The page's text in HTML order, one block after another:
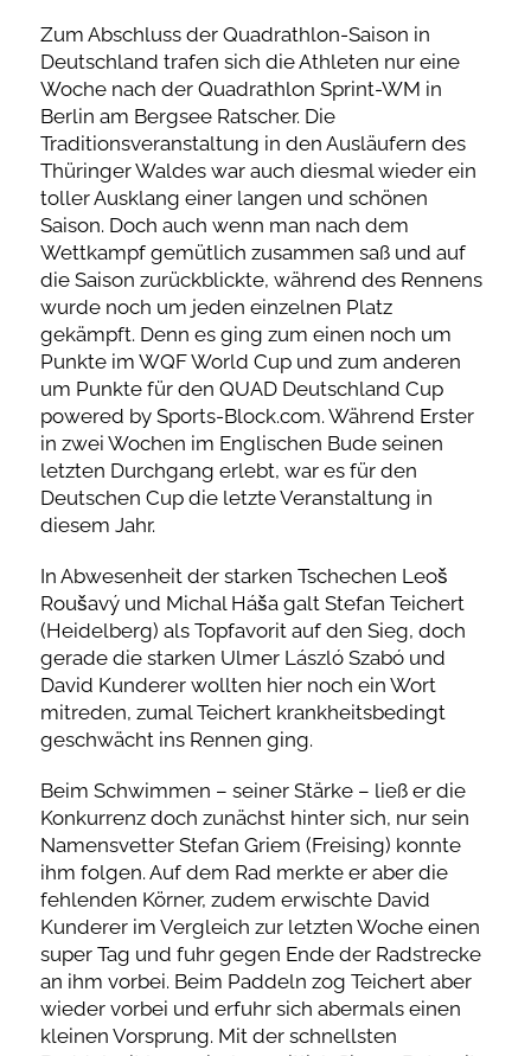
Zum Abschluss der Quadrathlon-Saison in
Deutschland trafen sich die Athleten nur eine
Woche nach der Quadrathlon Sprint-WM in
Berlin am Bergsee Ratscher. Die
Traditionsveranstaltung in den Ausläufern des
Thüringer Waldes war auch diesmal wieder ein
toller Ausklang einer langen und schönen
Saison. Doch auch wenn man nach dem
Wettkampf gemütlich zusammen saß und auf
die Saison zurückblickte, während des Rennens
wurde noch um jeden einzelnen Platz
gekämpft. Denn es ging zum einen noch um
Punkte im WQF World Cup und zum anderen
um Punkte für den QUAD Deutschland Cup
powered by Sports-Block.com. Während Erster
in zwei Wochen im Englischen Bude seinen
letzten Durchgang erlebt, war es für den
Deutschen Cup die letzte Veranstaltung in
diesem Jahr.
In Abwesenheit der starken Tschechen Leoš
Roušavý und Michal Háša galt Stefan Teichert
(Heidelberg) als Topfavorit auf den Sieg, doch
gerade die starken Ulmer László Szabó und
David Kunderer wollten hier noch ein Wort
mitreden, zumal Teichert krankheitsbedingt
geschwächt ins Rennen ging.
Beim Schwimmen – seiner Stärke – ließ er die
Konkurrenz doch zunächst hinter sich, nur sein
Namensvetter Stefan Griem (Freising) konnte
ihm folgen. Auf dem Rad merkte er aber die
fehlenden Körner, zudem erwischte David
Kunderer im Vergleich zur letzten Woche einen
super Tag und fuhr gegen Ende der Radstrecke
an ihm vorbei. Beim Paddeln zog Teichert aber
wieder vorbei und erfuhr sich abermals einen
kleinen Vorsprung. Mit der schnellsten